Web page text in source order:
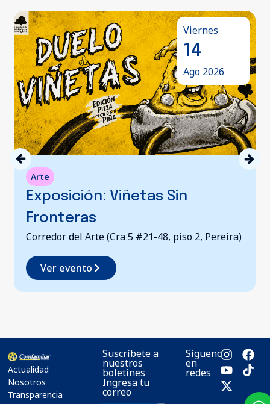
Viernes
14
Ago 2026
Arte
Exposición: Viñetas Sin
Fronteras
Corredor del Arte (Cra 5 #21-48, piso 2, Pereira)
Ver evento
Actualidad
Nosotros
Transparencia
Suscríbete a
nuestros
boletines
Ingresa tu
correo
Síguenos
en
redes